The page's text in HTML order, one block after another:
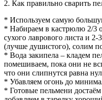
2. Как правильно сварить
* Используем самую
* Набираем в кастрюлю 2/3
сухого лаврового листа и
(лучше душистого), солим
* Вода закипела – кладем
помешиваем, пока они не
что они слипнутся равна
* Убавляем огонь до
* Готовые пельмени